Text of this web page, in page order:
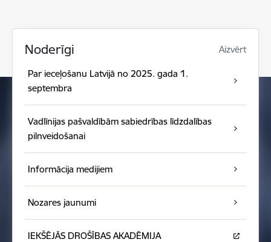
Noderīgi Aizvērt
Par ieceļošanu Latvijā no 2025. gada 1.
septembra
Vadlīnijas pašvaldībām sabiedrības līdzdalības
pilnveidošanai
Informācija medijiem
Nozares jaunumi
IEKŠĒJĀS DROŠĪBAS AKADĒMIJA